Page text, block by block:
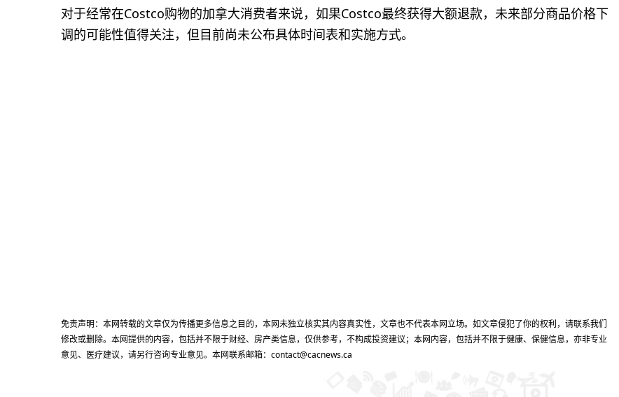
对于经常在Costco购物的加拿大消费者来说，如果Costco最终获得大额退款，未来部分商品价格下
调的可能性值得关注，但目前尚未公布具体时间表和实施方式。
免责声明：本网转载的文章仅为传播更多信息之目的，本网未独立核实其内容真实性，文章也不代表本网立场。如文章侵犯了你的权利，请联系我们
修改或删除。本网提供的内容，包括并不限于财经、房产类信息，仅供参考，不构成投资建议；本网内容，包括并不限于健康、保健信息，亦非专业
意见、医疗建议，请另行咨询专业意见。本网联系邮箱：contact@cacnews.ca